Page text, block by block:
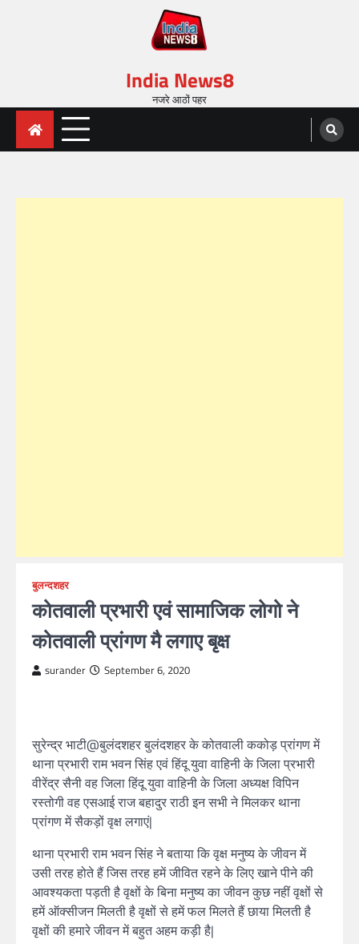
India News8
नजरे आठों पहर
बुलन्दशहर
कोतवाली प्रभारी एवं सामाजिक लोगो ने
कोतवाली प्रांगण मै लगाए बृक्ष
surander September 6, 2020
सुरेन्द्र भाटी@बुलंदशहर बुलंदशहर के कोतवाली ककोड़ प्रांगण में
थाना प्रभारी राम भवन सिंह एवं हिंदू युवा वाहिनी के जिला प्रभारी
वीरेंद्र सैनी वह जिला हिंदू युवा वाहिनी के जिला अध्यक्ष विपिन
रस्तोगी वह एसआई राज बहादुर राठी इन सभी ने मिलकर थाना
प्रांगण में सैकड़ों वृक्ष लगाएं|
थाना प्रभारी राम भवन सिंह ने बताया कि वृक्ष मनुष्य के जीवन में
उसी तरह होते हैं जिस तरह हमें जीवित रहने के लिए खाने पीने की
आवश्यकता पड़ती है वृक्षों के बिना मनुष्य का जीवन कुछ नहीं वृक्षों से
हमें ऑक्सीजन मिलती है वृक्षों से हमें फल मिलते हैं छाया मिलती है
वृक्षों की हमारे जीवन में बहुत अहम कड़ी है|